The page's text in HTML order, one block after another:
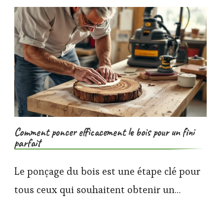
Comment poncer efficacement le bois pour un fini
parfait
Le ponçage du bois est une étape clé pour
tous ceux qui souhaitent obtenir un…